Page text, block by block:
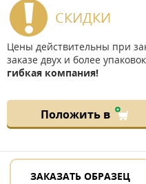
СКИДКИ
Цены действительны при
заказе двух и более
гибкая компания!
Положить в
ЗАКАЗАТЬ ОБРАЗЕЦ